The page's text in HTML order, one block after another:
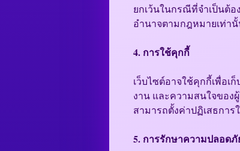
ยกเว้นในกรณีที่จำเป็นต้
อำนาจตามกฎหมายเท่า
4. การใช้คุกกี้
เว็บไซต์อาจใช้คุกกี้เพื่อเ
งาน และความสนใจของ
สามารถตั้งค่าปฏิเสธการ
5. การรักษาความปลอด